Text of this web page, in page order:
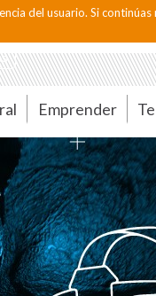
del usuario. Si
Emprender